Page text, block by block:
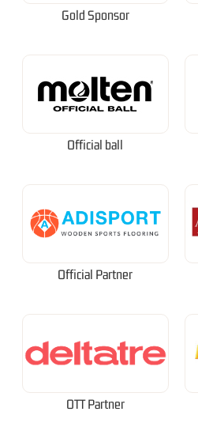
Gold Sponsor
Official ball
Official Partner
OTT Partner